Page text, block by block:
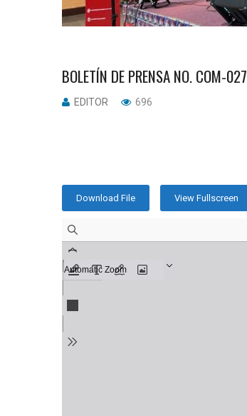
BOLETÍN DE PRENSA NO. COM-027
EDITOR 696
Download File View Fullscreen